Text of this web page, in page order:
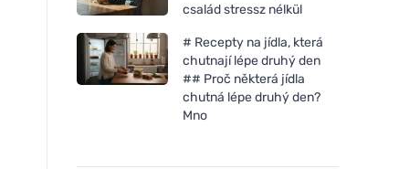
család stressz nélkül
# Recepty na jídla, která
chutnají lépe druhý den
## Proč některá jídla
chutná lépe druhý den?
Mno